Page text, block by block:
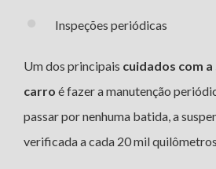
Inspeções periódicas
Um dos principais cuidados com
carro é fazer a manutenção
passar por nenhuma batida, a
verificada a cada 20 mil